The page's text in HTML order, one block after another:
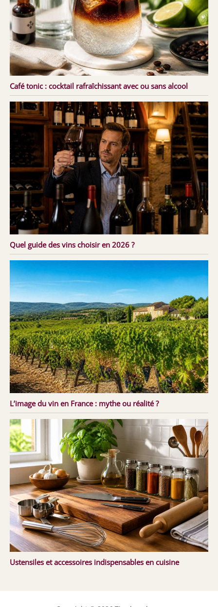
Café tonic : cocktail rafraîchissant avec ou sans alcool
Quel guide des vins choisir en 2026 ?
L’image du vin en France : mythe ou réalité ?
Ustensiles et accessoires indispensables en cuisine